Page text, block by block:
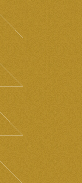
numérique
mesure
d’affaires